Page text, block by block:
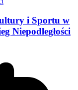
i Sportu w
Niepodległości